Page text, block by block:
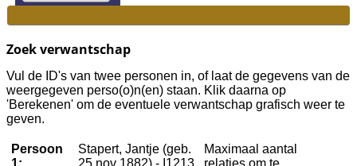
Zoek verwantschap
Vul de ID's van twee personen in, of laat de gegevens van de
weergegeven perso(o)n(en) staan. Klik daarna op
'Berekenen' om de eventuele verwantschap grafisch weer te
geven.
Persoon
1:
Stapert, Jantje (geb.
25 nov 1882) - I1213
Maximaal aantal
relaties om te